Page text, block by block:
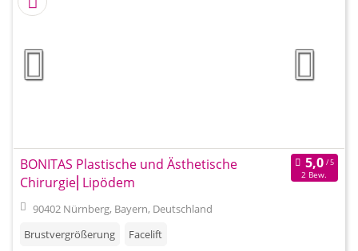
BONITAS Plastische und Ästhetische
Chirurgie⎜Lipödem
2 Bew.
90402 Nürnberg, Bayern, Deutschland
Brustvergrößerung
Facelift